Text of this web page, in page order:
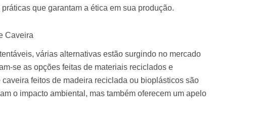
que garantam a ética em sua produção.
Caveira
várias alternativas estão surgindo no mercado
se as opções feitas de materiais reciclados e
feitos de madeira reciclada ou bioplásticos são
o impacto ambiental, mas também oferecem um apelo